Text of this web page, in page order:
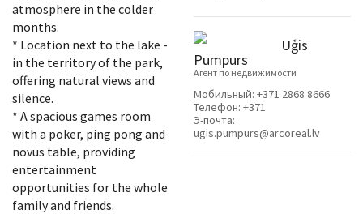
atmosphere in the colder
months.
* Location next to the lake -
in the territory of the park,
offering natural views and
silence.
* A spacious games room
with a poker, ping pong and
novus table, providing
entertainment
opportunities for the whole
family and friends.
Uģis
Pumpurs
Агент по недвижимости
Мобильный: +371 2868 8666
Телефон: +371
Э-почта:
ugis.pumpurs@arcoreal.lv